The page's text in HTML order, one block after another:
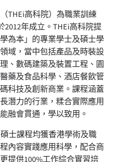
THEi高科院）為職業訓練
2012年成立。THEi高科院提
為本」的專業學士及碩士學
域，當中包括產品及時裝設
、數碼建築及裝置工程、園
藥及食品科學、酒店餐飲管
科技及創新商業。課程涵蓋
潛力的行業，糅合實際應用
融會貫通，學以致用。
士課程均獲香港學術及職
內容實踐應用科學，配合商
提供100%工作綜合實習培